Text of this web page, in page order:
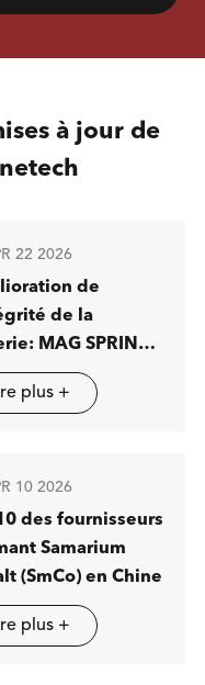
à jour de
22 2026
de
de la
MAG SPRING
des
avancées de
plus +
10 2026
des fournisseurs
Samarium
(SmCo) en Chine
plus +